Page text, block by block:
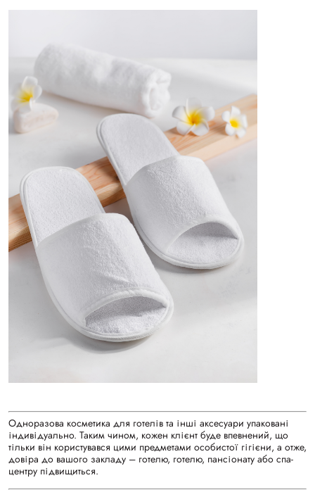
Одноразова косметика для готелів та інші аксесуари упаковані
індивідуально. Таким чином, кожен клієнт буде впевнений, що
тільки він користувався цими предметами особистої гігієни, а отже,
довіра до вашого закладу – готелю, готелю, пансіонату або спа-
центру підвищиться.